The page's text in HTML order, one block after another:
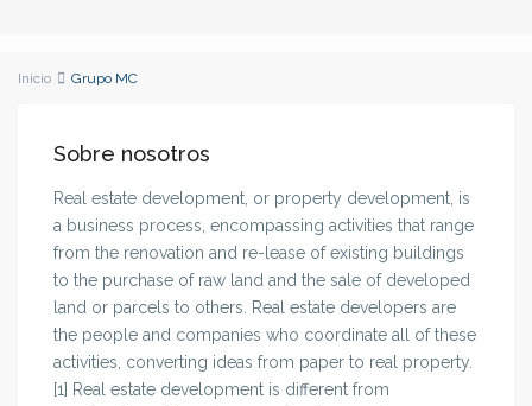
Inicio Grupo MC
Sobre nosotros
Real estate development, or property development, is
a business process, encompassing activities that range
from the renovation and re-lease of existing buildings
to the purchase of raw land and the sale of developed
land or parcels to others. Real estate developers are
the people and companies who coordinate all of these
activities, converting ideas from paper to real property.
[1] Real estate development is different from